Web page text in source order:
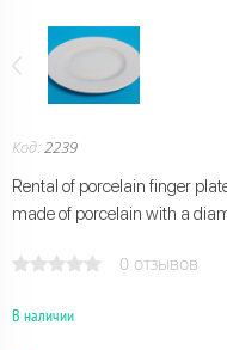
Код:2239
Rental of porcelain finger
made of porcelain with a
0 отзывов
В наличии